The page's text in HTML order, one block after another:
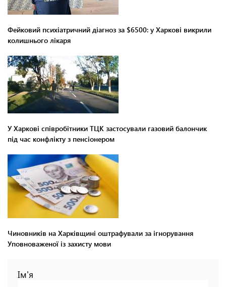
Фейковий психіатричний діагноз за $6500: у Харкові викрили
колишнього лікаря
У Харкові співробітники ТЦК застосували газовий балончик
під час конфлікту з пенсіонером
Чиновників на Харківщині оштрафували за ігнорування
Уповноваженої із захисту мови
Ім'я